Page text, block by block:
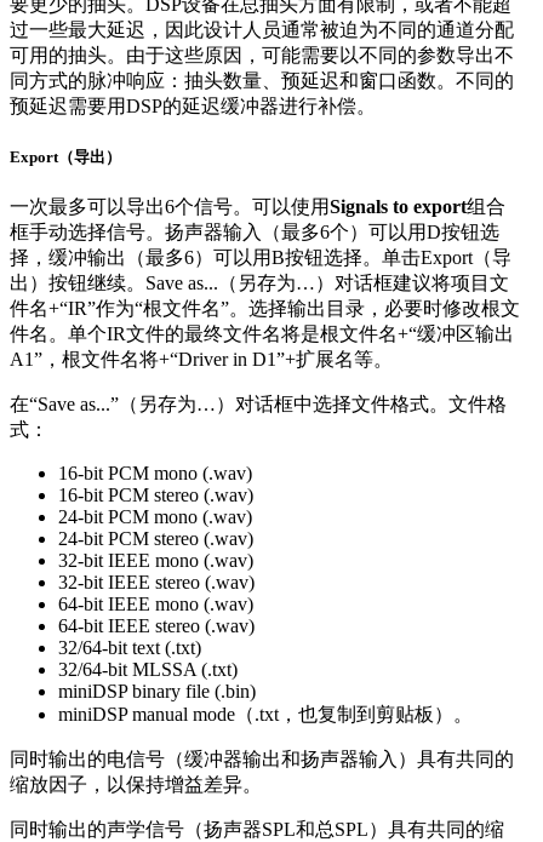
过一些最大延迟，因此设计人员通常被迫为不同的通道分配
可用的抽头。由于这些原因，可能需要以不同的参数导出不
同方式的脉冲响应：抽头数量、预延迟和窗口函数。不同的
预延迟需要用DSP的延迟缓冲器进行补偿。
Export（导出）
一次最多可以导出6个信号。可以使用Signals to export组合
框手动选择信号。扬声器输入（最多6个）可以用D按钮选
择，缓冲输出（最多6）可以用B按钮选择。单击Export（导
出）按钮继续。Save as...（另存为…）对话框建议将项目文
件名+“IR”作为“根文件名”。选择输出目录，必要时修改根文
件名。单个IR文件的最终文件名将是根文件名+“缓冲区输出
A1”，根文件名将+“Driver in D1”+扩展名等。
在“Save as...”（另存为…）对话框中选择文件格式。文件格
式：
16-bit PCM mono (.wav)
16-bit PCM stereo (.wav)
24-bit PCM mono (.wav)
24-bit PCM stereo (.wav)
32-bit IEEE mono (.wav)
32-bit IEEE stereo (.wav)
64-bit IEEE mono (.wav)
64-bit IEEE stereo (.wav)
32/64-bit text (.txt)
32/64-bit MLSSA (.txt)
miniDSP binary file (.bin)
miniDSP manual mode（.txt，也复制到剪贴板）。
同时输出的电信号（缓冲器输出和扬声器输入）具有共同的
缩放因子，以保持增益差异。
同时输出的声学信号（扬声器SPL和总SPL）具有共同的缩